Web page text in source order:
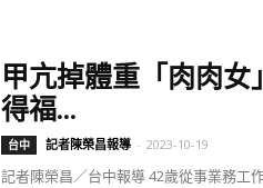
甲亢掉體重「肉肉女
得福...
台中 記者陳榮昌報導 - 2023-10-19
記者陳榮昌／台中報導 42歲從事業務工